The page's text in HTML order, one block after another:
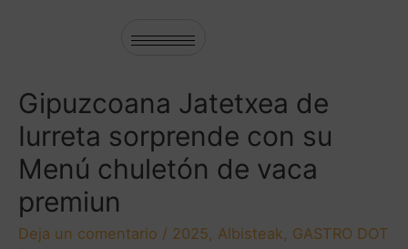
Gipuzcoana Jatetxea de
Iurreta sorprende con su
Menú chuletón de vaca
premiun
Deja un comentario / 2025, Albisteak, GASTRO DOT